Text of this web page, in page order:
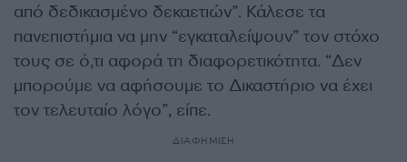
από δεδικασμένο δεκαετιών”. Κάλεσε τα
πανεπιστήμια να μην “εγκαταλείψουν” τον στόχο
τους σε ό,τι αφορά τη διαφορετικότητα. “Δεν
μπορούμε να αφήσουμε το Δικαστήριο να έχει
τον τελευταίο λόγο”, είπε.
ΔΙΑΦΗΜΙΣΗ